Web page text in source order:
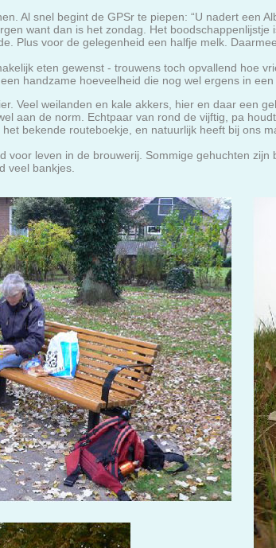
Al snel begint de GPSr te piepen: “U nadert een
want dan is het zondag. Het
Plus voor de gelegenheid een halfje melk.
eten gewenst - trouwens toch opvallend hoe
handzame hoeveelheid die nog wel ergens in
Veel weilanden en kale akkers, hier en daar een
aan de norm. Echtpaar van rond de vijftig, pa
bekende routeboekje, en natuurlijk heeft bij ons
voor leven in de brouwerij. Sommige gehuchten zijn
veel bankjes.